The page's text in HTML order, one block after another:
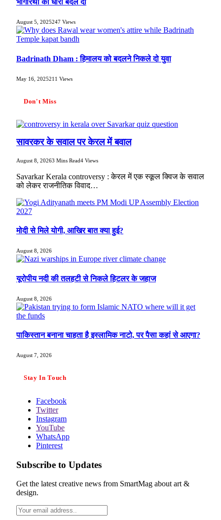
भागीरथी की धारा बदल दी
August 5, 2025247 Views
Badrinath Dham : हिमालय को बदलने निकले दो युवा
May 16, 2025211 Views
Don't Miss
सावरकर के सवाल पर केरल में बवाल
August 8, 20263 Mins Read4 Views
Savarkar Kerala controversy : केरल में एक स्कूल क्विज के सवाल
को लेकर राजनीतिक विवाद…
मोदी से मिले योगी, आखिर बात क्या हुई?
August 8, 2026
यूरोपीय नदी की तलहटी से निकले हिटलर के जहाज
August 8, 2026
पाकिस्तान बनाना चाहता है इस्लामिक नाटो, पर पैसा कहां से आएगा?
August 7, 2026
Stay In Touch
Facebook
Twitter
Instagram
YouTube
WhatsApp
Pinterest
Subscribe to Updates
Get the latest creative news from SmartMag about art &
design.